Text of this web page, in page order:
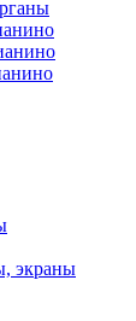
экраны